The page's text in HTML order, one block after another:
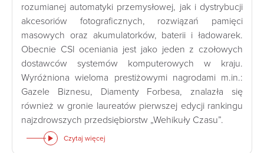
rozumianej automatyki przemysłowej, jak i dystrybucji
akcesoriów fotograficznych, rozwiązań pamięci
masowych oraz akumulatorków, baterii i ładowarek.
Obecnie CSI oceniania jest jako jeden z czołowych
dostawców systemów komputerowych w kraju.
Wyróżniona wieloma prestiżowymi nagrodami m.in.:
Gazele Biznesu, Diamenty Forbesa, znalazła się
również w gronie laureatów pierwszej edycji rankingu
najzdrowszych przedsiębiorstw „Wehikuły Czasu”.
Czytaj więcej